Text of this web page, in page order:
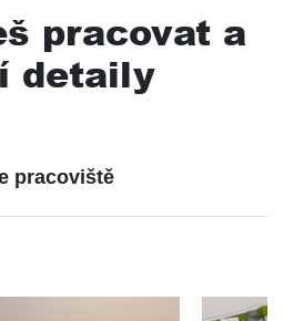
pracovat a
detaily
pracoviště